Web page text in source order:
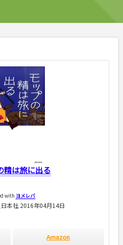
精は旅に出る
with ヨメレバ
本社 2016年04月14日
Amazon